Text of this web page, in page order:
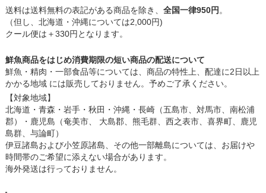
送料は送料無料の表記がある商品を除き、 全国一律950円 。
（但し、北海道・沖縄については2,000円)
クール便は＋330円となります。
鮮魚商品をはじめ消費期限の短い商品の配送について
鮮魚・精肉・一部食品等については、商品の特性上、配達に2日以上
かかる地域 には販売しておりません。予めご了承ください。
【対象地域】
北海道・青森・岩手・秋田・沖縄・長崎（五島市、対馬市、南松浦
郡）・鹿児島（奄美市、 大島郡、熊毛群、西之表市、喜界町、鹿児
島群、与論町）
伊豆諸島および小笠原諸島、その他一部離島については、お届けや
時間帯のご希望に添えない場合があります。
海外発送は行っておりません。